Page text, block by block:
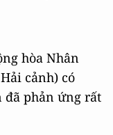
hòa Nhân
cảnh) có
đã phản ứng rất